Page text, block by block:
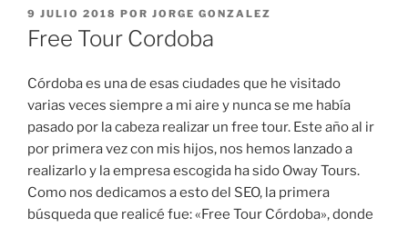
PUBLICADO
EL
9 JULIO 2018 POR JORGE GONZALEZ
Free Tour Cordoba
Córdoba es una de esas ciudades que he visitado
varias veces siempre a mi aire y nunca se me había
pasado por la cabeza realizar un free tour. Este año al ir
por primera vez con mis hijos, nos hemos lanzado a
realizarlo y la empresa escogida ha sido Oway Tours.
Como nos dedicamos a esto del SEO, la primera
búsqueda que realicé fue: «Free Tour Córdoba», donde